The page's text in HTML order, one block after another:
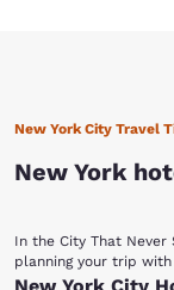
New York City Travel
New York
In the City That
planning your trip